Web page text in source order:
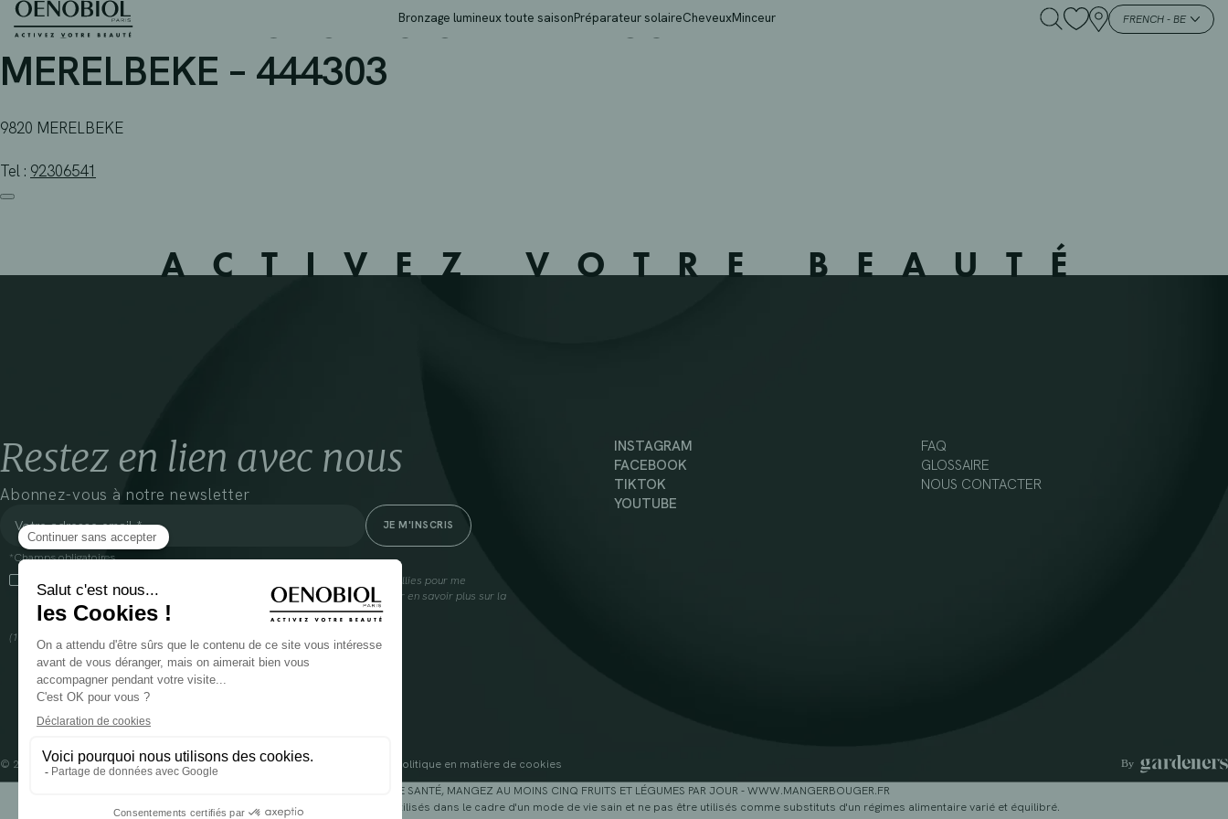
Skip
Bronzage lumineux toute saisonPréparateur solaireCheveuxMinceur FRENCH - BE
APOTHEEK HEUNGENS-GHYZELINGS BVBA – MERELBEKE –
MERELBEKE – 444303
9820 MERELBEKE
Tel : 92306541
ACTIVEZ VOTRE BEAUTÉ
Restez en lien avec nous
Abonnez-vous à notre newsletter
*Champs obligatoires
En cliquant sur cette case, j’accepte que Cooper(1) traite les données recueillies pour me
communiquer des informations commerciales sur ses produits et offres. Pour en savoir plus sur la
gestion de vos données et vos droits, rendez-vousici
(1) Coopération pharmaceutique Française, RCS Melun 399 227 636
INSTAGRAM
FACEBOOK
TIKTOK
YOUTUBE
FAQ
GLOSSAIRE
NOUS CONTACTER
© 2024 OENOBIOL PARISMentions légalesConditions Générales d’Utilisation
Politique en matière de cookies
POUR VOTRE SANTÉ, MANGEZ AU MOINS CINQ FRUITS ET LÉGUMES PAR JOUR - WWW.MANGERBOUGER.FR
Les complément alimentaires doivent être utilisés dans le cadre d'un mode de vie sain et ne pas être utilisés comme substituts d'un régimes alimentaire varié et équilibré.